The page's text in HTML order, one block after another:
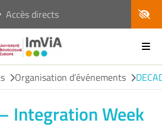
Accès directs
Organisation d’événements
– Integration Week